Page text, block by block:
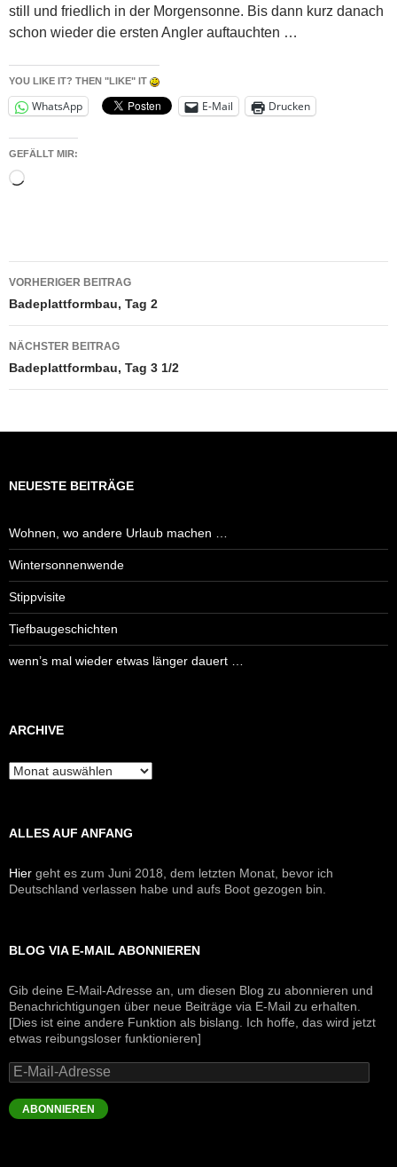
still und friedlich in der Morgensonne. Bis dann kurz danach
schon wieder die ersten Angler auftauchten …
YOU LIKE IT? THEN "LIKE" IT
WhatsApp E-Mail Drucken
GEFÄLLT MIR:
Wird
Beitragsnavigation
VORHERIGER BEITRAG
Badeplattformbau, Tag 2
NÄCHSTER BEITRAG
Badeplattformbau, Tag 3 1/2
NEUESTE BEITRÄGE
Wohnen, wo andere Urlaub machen …
Wintersonnenwende
Stippvisite
Tiefbaugeschichten
wenn’s mal wieder etwas länger dauert …
ARCHIVE
Archive
ALLES AUF ANFANG
Hier geht es zum Juni 2018, dem letzten Monat, bevor ich
Deutschland verlassen habe und aufs Boot gezogen bin.
BLOG VIA E-MAIL ABONNIEREN
Gib deine E-Mail-Adresse an, um diesen Blog zu abonnieren und
Benachrichtigungen über neue Beiträge via E-Mail zu erhalten.
[Dies ist eine andere Funktion als bislang. Ich hoffe, das wird jetzt
etwas reibungsloser funktionieren]
E-
Mail-
Adresse
ABONNIEREN